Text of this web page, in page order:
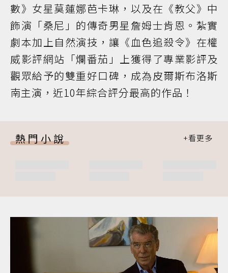
數》女星莫蓮娜芭卡琳，以及在《教父》中
飾演「桑尼」的傳奇男星詹姆士肯恩。紮實
劇本加上自然演技，讓《血色追殺令》在權
威影評網站「爛番茄」上獲得了專業影評及
觀眾給予的雙重好口碑，成為皮爾斯布洛斯
南主演，近10年綜合評分最高的作品！
熱門小說